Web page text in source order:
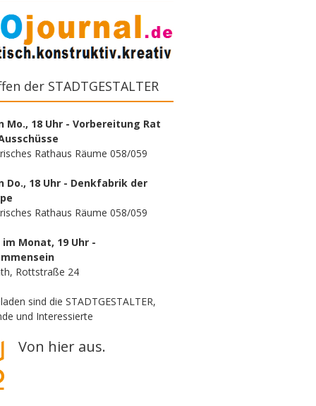
der STADTGESTALTER
Mo., 18 Uhr - Vorbereitung Rat
Rathaus Räume 058/059
Do., 18 Uhr - Denkfabrik der
Rathaus Räume 058/059
im Monat, 19 Uhr -
Rottstraße 24
sind die STADTGESTALTER,
und Interessierte
Von hier aus.